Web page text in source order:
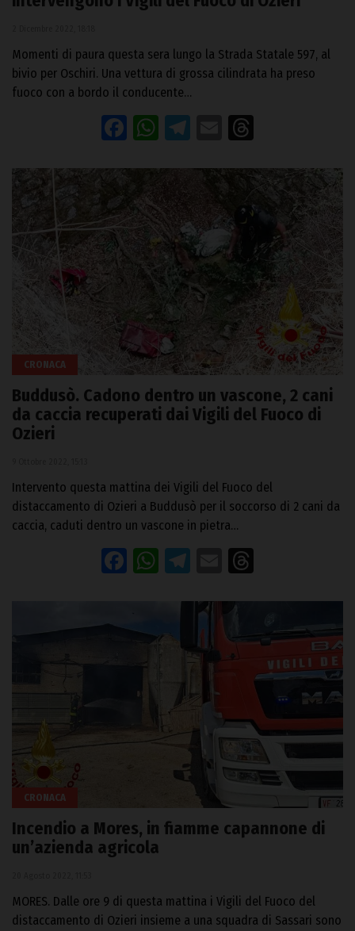
Momenti di paura questa sera lungo la Strada Statale 597, al
bivio per Oschiri. Una vettura di grossa cilindrata ha preso
fuoco con a bordo il conducente…
Facebook
WhatsApp
Telegram
Email
CRONACA
Buddusò. Cadono dentro un vascone, 2 cani
da caccia recuperati dai Vigili del Fuoco di
Ozieri
Intervento questa mattina dei Vigili del Fuoco del
distaccamento di Ozieri a Buddusò per il soccorso di 2 cani da
caccia, caduti dentro un vascone in pietra…
Facebook
WhatsApp
Telegram
Email
CRONACA
Incendio a Mores, in fiamme capannone di
un’azienda agricola
MORES. Dalle ore 9 di questa mattina i Vigili del Fuoco del
distaccamento di Ozieri insieme a una squadra di Sassari sono